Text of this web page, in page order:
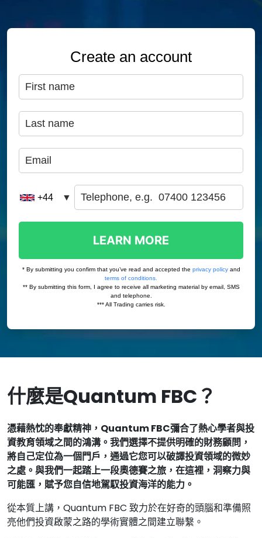
什麼是Quantum FBC？
憑藉熱忱的奉獻精神，Quantum FBC彌合了熱心學者與投
資教育領域之間的鴻溝。我們選擇不提供明確的財務顧問，
將自己定位為一個門戶，通過它您可以破譯投資領域的微妙
之處。與我們一起踏上一段奧德賽之旅，在這裡，洞察力與
可能匯，賦予您自信地駕馭投資海洋的能力。
從本質上講，Quantum FBC 致力於在好奇的頭腦和準備照
亮他們投資啟蒙之路的學術實體之間建立聯繫。